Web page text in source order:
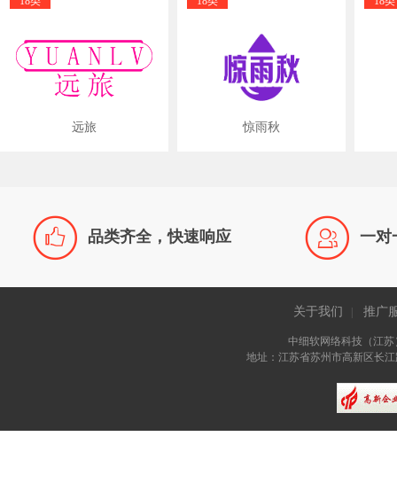
远旅 惊雨秋
 品类齐全，快速响应  一对
关于我们 推广
中细软网络科技（江
地址：江苏省苏州市高新区长